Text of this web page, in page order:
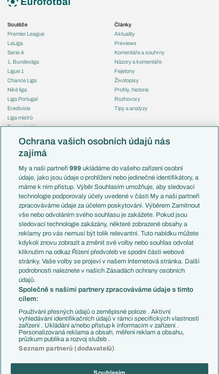
Soutěže
Premier League
LaLiga
Serie A
1. Bundesliga
Ligue 1
Chance Liga
Niké liga
Liga Portugal
Eredivisie
Liga mistrů
Evropská liga
Mistrovství světa
Liga národů
Témata
Představení týmů MS
EuroSkauting
PL v kostce
Evropské koeficienty
Přestupy
Přestupové spekulace
Zranění
Kluby
Arsenal FC
Chelsea FC
Manchester United
AC Milán
Juventus FC
Bayern Mnichov
FC Barcelona
Real Madrid
Články
Aktuality
Previews
Komentáře a souhrny
Názory a komentáře
Fejetony
Životopisy
Profily, historie
Rozhovory
Tipy a analýzy
Česko
Francie
Itálie
Německo
Španělsko
Argentina
Brazílie
Přestupy
Zápasy
Livescore
Tipovací soutěž
Ochrana vašich osobních údajů nás
zajímá
My a naši partneři999 ukládáme do vašeho zařízení osobní
údaje, jako jsou údaje o prohlížení nebo jedinečné identifikátory, a
máme k nim přístup. Výběr Souhlasím umožňuje, aby sledovací
technologie podporovaly účely uvedené v části My a naši partneři
zpracováváme údaje za účelem poskytování. Výběrem Zamítnout
vše nebo odvoláním svého souhlasu je zakážete. Pokud jsou
sledovací technologie zakázány, některé zobrazené obsahy a
reklamy pro vás nemusí být tolik relevantní. Tuto nabídku můžete
kdykoli znovu zobrazit a změnit své volby nebo souhlas odvolat
kliknutím na odkaz Řízení předvoleb ve spodní části webové
stránky. Vaše volby se projeví v našem Internetová stránka. Další
podrobnosti naleznete v našich Zásadách ochrany osobních
údajů.
Společně s našimi partnery zpracováváme údaje s tímto
cílem:
Používání přesných údajů o zeměpisné poloze . Aktivní
vyhledávání identifikačních údajů v rámci specifických vlastností
zařízení . Ukládání a/nebo přístup k informacím v zařízení .
Personalizovaná reklama a obsah, měření reklam a obsahu,
průzkum publika a rozvoj služeb .
Seznam partnerů (dodavatelů)